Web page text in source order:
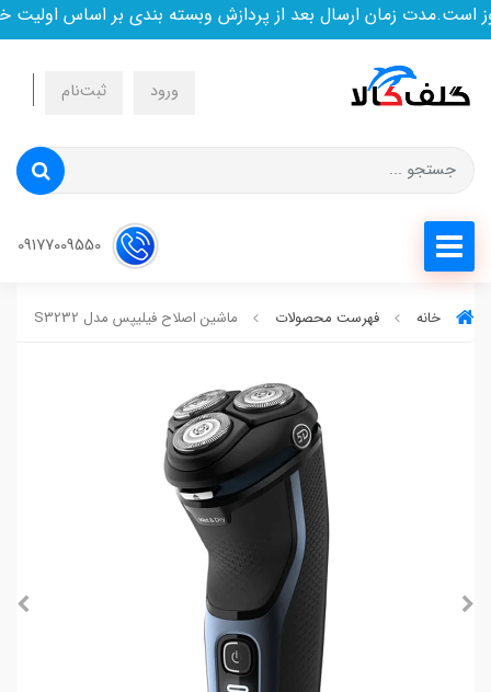
زمان ارسال بعد از پردازش وبسته بندی بر اساس اولیت
ورود ثبت‌نام
خانه فهرست محصولات ماشین اصلاح فیلیپس مدل S3232